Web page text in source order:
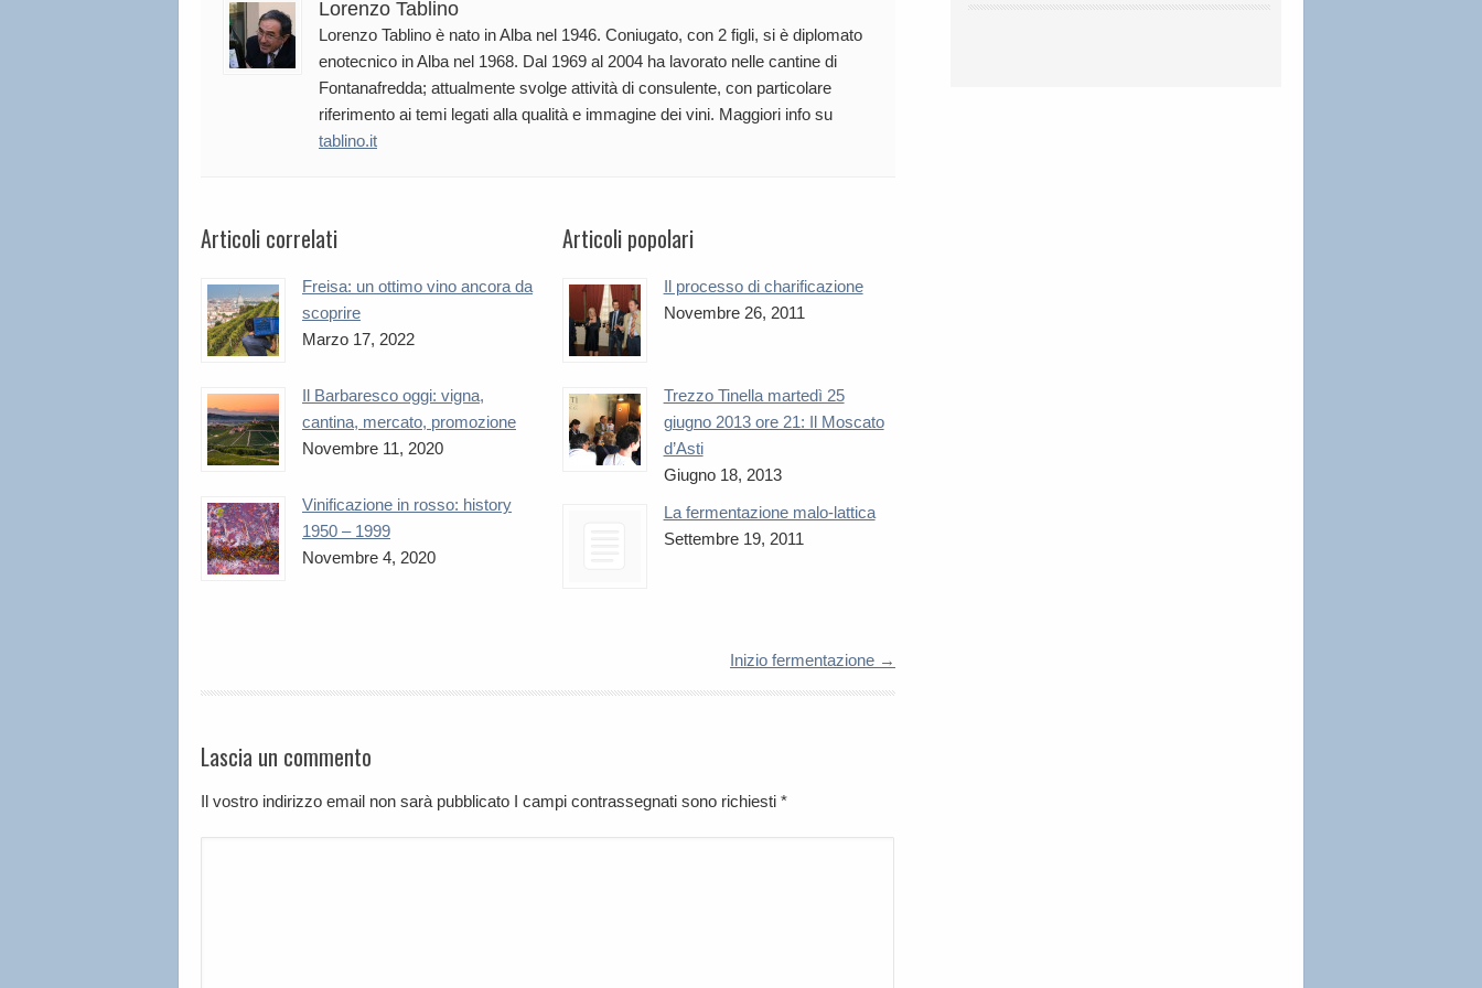
Lorenzo Tablino
Lorenzo Tablino è nato in Alba nel 1946. Coniugato, con 2 figli, si è diplomato
enotecnico in Alba nel 1968. Dal 1969 al 2004 ha lavorato nelle cantine di
Fontanafredda; attualmente svolge attività di consulente, con particolare
riferimento ai temi legati alla qualità e immagine dei vini. Maggiori info su
tablino.it
Articoli correlati
Freisa: un ottimo vino ancora da
scoprire
Marzo 17, 2022
Il Barbaresco oggi: vigna,
cantina, mercato, promozione
Novembre 11, 2020
Vinificazione in rosso: history
1950 – 1999
Novembre 4, 2020
Articoli popolari
Il processo di charificazione
Novembre 26, 2011
Trezzo Tinella martedì 25
giugno 2013 ore 21: Il Moscato
d’Asti
Giugno 18, 2013
La fermentazione malo-lattica
Settembre 19, 2011
Inizio fermentazione →
Lascia un commento
Il vostro indirizzo email non sarà pubblicato I campi contrassegnati sono richiesti *